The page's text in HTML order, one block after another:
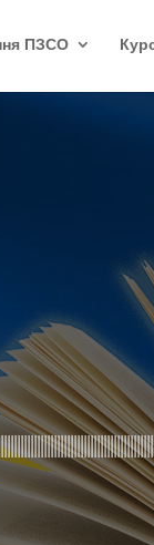
ПЗСО